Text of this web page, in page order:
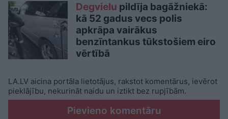
Degvielu pildīja bagāžniekā:
kā 52 gadus vecs polis
apkrāpa vairākus
benzīntankus tūkstošiem eiro
vērtībā
LA.LV aicina portāla lietotājus, rakstot komentārus, ievērot
pieklājību, nekurināt naidu un iztikt bez rupjībām.
Pievieno komentāru